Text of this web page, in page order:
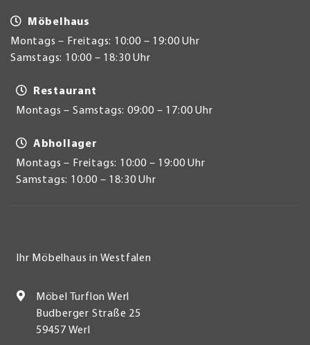
Möbelhaus
Montags – Freitags: 10:00 – 19:00 Uhr
Samstags: 10:00 – 18:30 Uhr
Restaurant
Montags – Samstags: 09:00 – 17:00 Uhr
Abhollager
Montags – Freitags: 10:00 – 19:00 Uhr
Samstags: 10:00 – 18:30 Uhr
Ihr Möbelhaus in Westfalen
Möbel Turflon Werl
Budberger Straße 25
59457 Werl